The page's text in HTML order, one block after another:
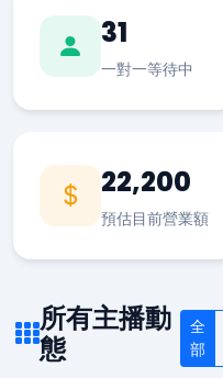
31
一對一等待中
22,200
預估目前營業額
所有主播動
態
全
部